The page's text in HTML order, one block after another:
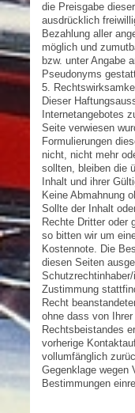
die Preisgabe
ausdrücklich
Bezahlung aller
möglich und
bzw. unter Angabe
Pseudonyms
5.
Dieser
Internetangebotes
Seite verwiesen
Formulierungen
nicht, nicht mehr
sollten, bleiben die
Inhalt und ihrer
Keine Abmahnung
Sollte der Inhalt
Rechte Dritter oder
so bitten wir um
Kostennote. Die
diesen Seiten
Zustimmung
Recht
ohne dass von
Rechtsbeistandes
vorherige
vollumfänglich
Gegenklage wegen
Bestimmungen